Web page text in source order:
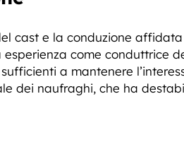
cast e la conduzione
come conduttrice
a mantenere
dei naufraghi, che ha